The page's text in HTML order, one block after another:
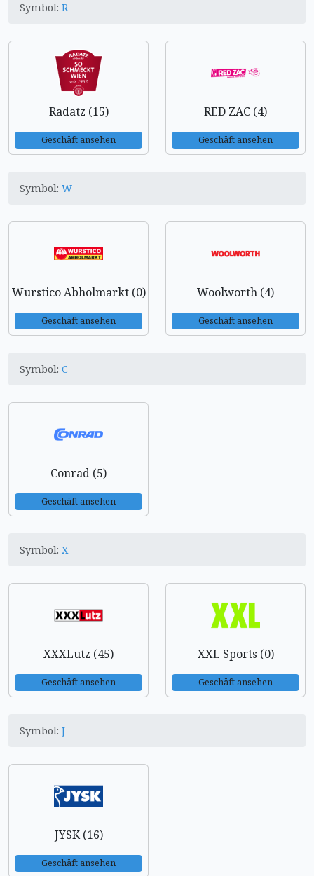
Symbol: R
Radatz (15)
Geschäft ansehen
RED ZAC (4)
Geschäft ansehen
Symbol: W
Wurstico Abholmarkt (0)
Geschäft ansehen
Woolworth (4)
Geschäft ansehen
Symbol: C
Conrad (5)
Geschäft ansehen
Symbol: X
XXXLutz (45)
Geschäft ansehen
XXL Sports (0)
Geschäft ansehen
Symbol: J
JYSK (16)
Geschäft ansehen